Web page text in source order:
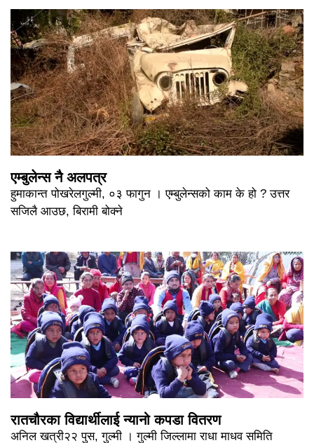
एम्बुलेन्स नै अलपत्र
हुमाकान्त पोखरेलगुल्मी, ०३ फागुन । एम्बुलेन्सको काम के हो ? उत्तर
सजिलै आउछ, बिरामी बोक्ने
रातचौरका विद्यार्थीलाई न्यानो कपडा वितरण
अनिल खत्री२२ पुस, गुल्मी । गुल्मी जिल्लामा राधा माधव समिति